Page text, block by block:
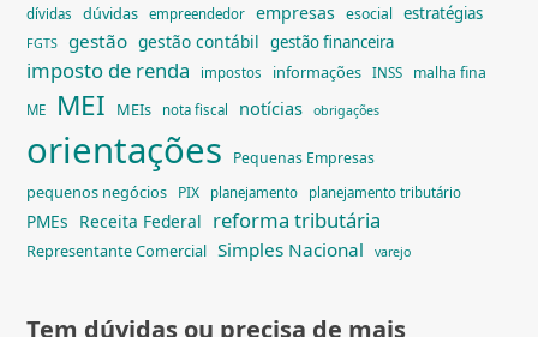
dívidas dúvidas empreendedor empresas esocial estratégias
FGTS gestão gestão contábil gestão financeira
imposto de renda impostos informações INSS malha fina
ME MEI MEIs nota fiscal notícias obrigações
orientações Pequenas Empresas
pequenos negócios PIX planejamento planejamento tributário
PMEs Receita Federal reforma tributária
Representante Comercial Simples Nacional varejo
Tem dúvidas ou precisa de mais